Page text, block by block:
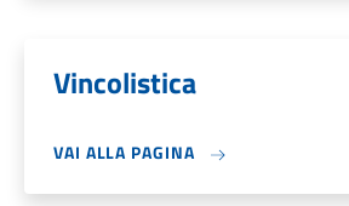
Vincolistica
VAI ALLA PAGINA